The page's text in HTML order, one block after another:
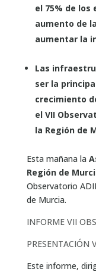
el 75% de los
aumento de
aumentar la
Las
ser la
crecimiento
el VII
la Región de
Esta mañana la
Región de
Observatorio
de Murcia.
INFORME VII
PRESENTACIÓN
Este informe,